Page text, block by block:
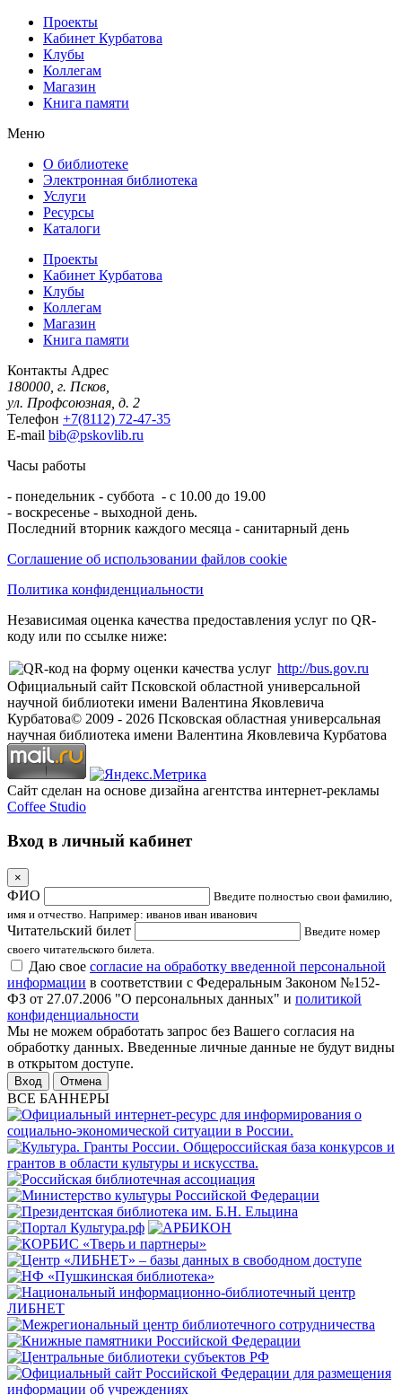
Проекты
Кабинет Курбатова
Клубы
Коллегам
Магазин
Книга памяти
Меню
О библиотеке
Электронная библиотека
Услуги
Ресурсы
Каталоги
Проекты
Кабинет Курбатова
Клубы
Коллегам
Магазин
Книга памяти
Контакты Адрес
180000, г. Псков,
ул. Профсоюзная, д. 2
Телефон +7(8112) 72-47-35
E-mail bib@pskovlib.ru
Часы работы
- понедельник - суббота - с 10.00 до 19.00
- воскресенье - выходной день.
Последний вторник каждого месяца - санитарный день
Соглашение об использовании файлов cookie
Политика конфиденциальности
Независимая оценка качества предоставления услуг по QR-
коду или по ссылке ниже:
http://bus.gov.ru
Официальный сайт Псковской областной универсальной
научной библиотеки имени Валентина Яковлевича
Курбатова© 2009 - 2026 Псковская областная универсальная
научная библиотека имени Валентина Яковлевича Курбатова
Сайт сделан на основе дизайна агентства интернет-рекламы
Coffee Studio
Вход в личный кабинет
×
ФИО
Введите полностью свои фамилию,
имя и отчество. Например: иванов иван иванович
Читательский билет
Введите номер
своего читательского билета.
Даю свое согласие на обработку введенной персональной
информации в соответствии с Федеральным Законом №152-
ФЗ от 27.07.2006 "О персональных данных" и политикой
конфиденциальности
Мы не можем обработать запрос без Вашего согласия на
обработку данных. Введенные личные данные не будут видны
в открытом доступе.
Отмена
ВСЕ БАННЕРЫ